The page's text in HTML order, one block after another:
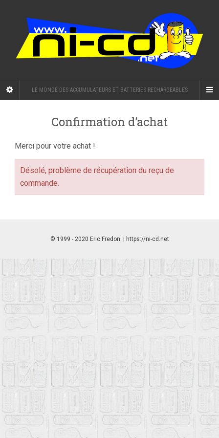
LE MONDE DES ACCUMULATEURS ET BATTERIES RECHARGEABLES
Confirmation d’achat
Merci pour votre achat !
Désolé, problème de récupération du reçu de
commande.
© 1999 - 2020 Eric Fredon. | https://ni-cd.net